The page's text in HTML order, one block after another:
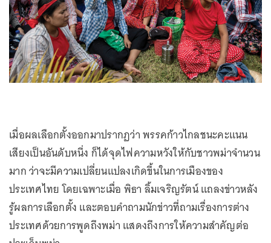
เมื่อผลเลือกตั้งออกมาปรากฏว่า พรรคก้าวไกลชนะคะแนน
เสียงเป็นอันดับหนึ่ง ก็ได้จุดไฟความหวังให้กับชาวพม่าจำนวน
มาก ว่าจะมีความเปลี่ยนแปลงเกิดขึ้นในการเมืองของ
ประเทศไทย โดยเฉพาะเมื่อ พิธา ลิ้มเจริญรัตน์ แถลงข่าวหลัง
รู้ผลการเลือกตั้ง และตอบคำถามนักข่าวที่ถามเรื่องการต่าง
ประเทศด้วยการพูดถึงพม่า แสดงถึงการให้ความสำคัญต่อ